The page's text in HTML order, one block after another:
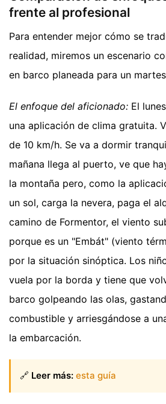
frente al profesional
Para entender mejor cómo se
realidad, miremos un escenario
en barco planeada para un
El enfoque del aficionado: El
una aplicación de clima gratuita.
de 10 km/h. Se va a dormir
mañana llega al puerto, ve que
la montaña pero, como la
un sol, carga la nevera, paga el
camino de Formentor, el viento
porque es un "Embát" (viento
por la situación sinóptica. Los
vuela por la borda y tiene que
barco golpeando las olas,
combustible y arriesgándose a
la embarcación.
🔗 Leer más: esta guía